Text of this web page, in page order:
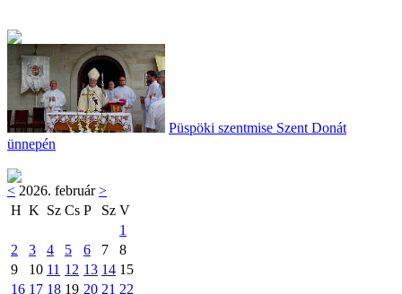
Püspöki szentmise Szent Donát
ünnepén
< 2026. február>
H K Sz Cs P Sz V
1
2
3 4 5 6 7
8
9
10 11 12 13 14 15
16 17 18 19 20 21 22